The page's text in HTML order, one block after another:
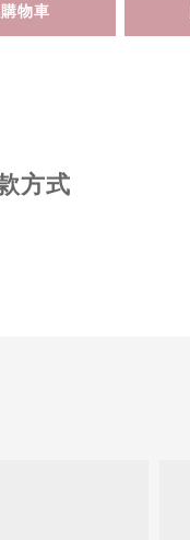
物車
方式